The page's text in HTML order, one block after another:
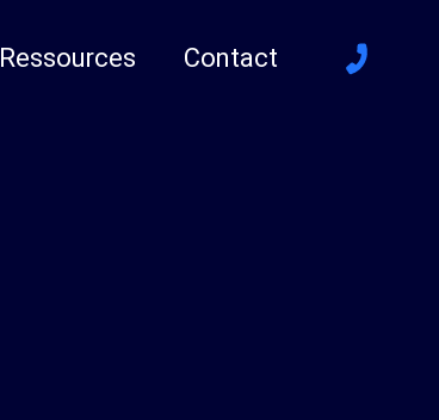
Ressources Contact